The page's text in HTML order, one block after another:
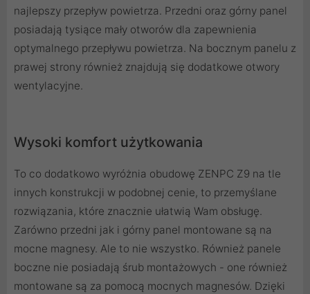
najlepszy przepływ powietrza. Przedni oraz górny panel
posiadają tysiące mały otworów dla zapewnienia
optymalnego przepływu powietrza. Na bocznym panelu z
prawej strony również znajdują się dodatkowe otwory
wentylacyjne.
Wysoki komfort użytkowania
To co dodatkowo wyróżnia obudowę ZENPC Z9 na tle
innych konstrukcji w podobnej cenie, to przemyślane
rozwiązania, które znacznie ułatwią Wam obsługę.
Zarówno przedni jak i górny panel montowane są na
mocne magnesy. Ale to nie wszystko. Również panele
boczne nie posiadają śrub montażowych - one również
montowane są za pomocą mocnych magnesów. Dzięki